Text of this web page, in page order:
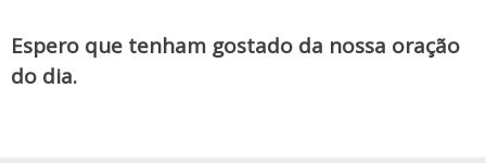
Espero que tenham gostado da nossa oração
do dia.